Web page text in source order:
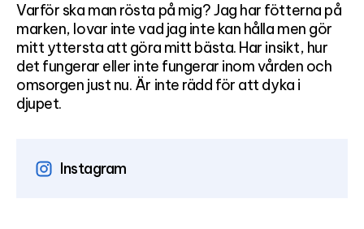
Varför ska man rösta på mig? Jag har fötterna på
marken, lovar inte vad jag inte kan hålla men gör
mitt yttersta att göra mitt bästa. Har insikt, hur
det fungerar eller inte fungerar inom vården och
omsorgen just nu. Är inte rädd för att dyka i
djupet.
Instagram